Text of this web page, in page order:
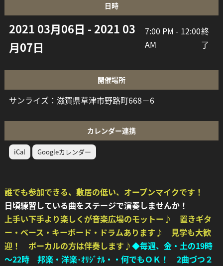
日時
2021 03月06日 - 2021 03
月07日
7:00 PM - 12:00
AM
終
了
開催場所
サンライズ：滋賀県草津市野路町668－6
カレンダー連携
iCal Googleカレンダー
誰でも参加できる、敷居の低い、オープンマイクです！
日頃練習している曲をステージで演奏しませんか！
上手い下手より楽しくが音楽広場のモットー♪ 置きギタ
ー・ベース・キーボード・ドラムあります♪
見学も大歓
迎！ ボーカルの方は伴奏します♪◆毎週、金・土の19時
～22時 邦楽・洋楽･ｵﾘｼﾞﾅﾙ・・何でもＯＫ！ 2曲づつ２